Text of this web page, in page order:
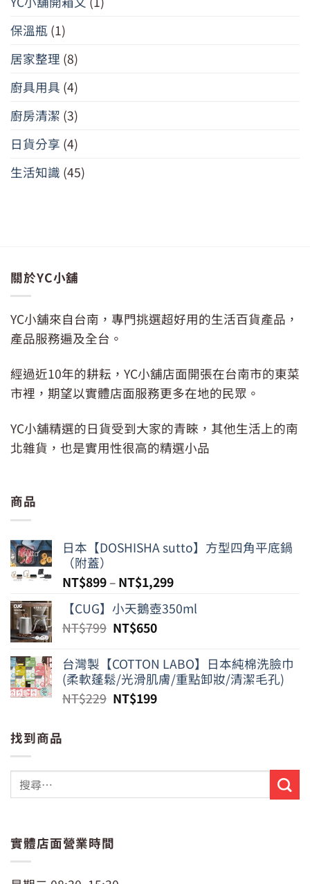
保溫瓶 (1)
居家整理 (8)
廚具用具 (4)
廚房清潔 (3)
日貨分享 (4)
生活知識 (45)
關於YC小舖
YC小舖來自台南，專門挑選超好用的生活百貨產品，
產品服務遍及全台。
經過近10年的耕耘，YC小舖店面開張在台南市的東菜
市裡，期望以實體店面服務更多在地的民眾。
YC小舖精選的日貨受到大家的青睞，其他生活上的南
北雜貨，也是實用性很高的精選小品
商品
日本【DOSHISHA sutto】方型四角平底鍋
（附蓋）
NT$899– NT$1,299
【CUG】小天鵝壺350ml
NT$799 原
價
格：
NT$799。
NT$650目
價
格：
NT$650。
台灣製【COTTON LABO】日本純棉洗臉巾
(柔軟蓬鬆/光滑肌膚/重點卸妝/清潔毛孔)
NT$229 原
NT$199目
找到商品
實體店面營業時間